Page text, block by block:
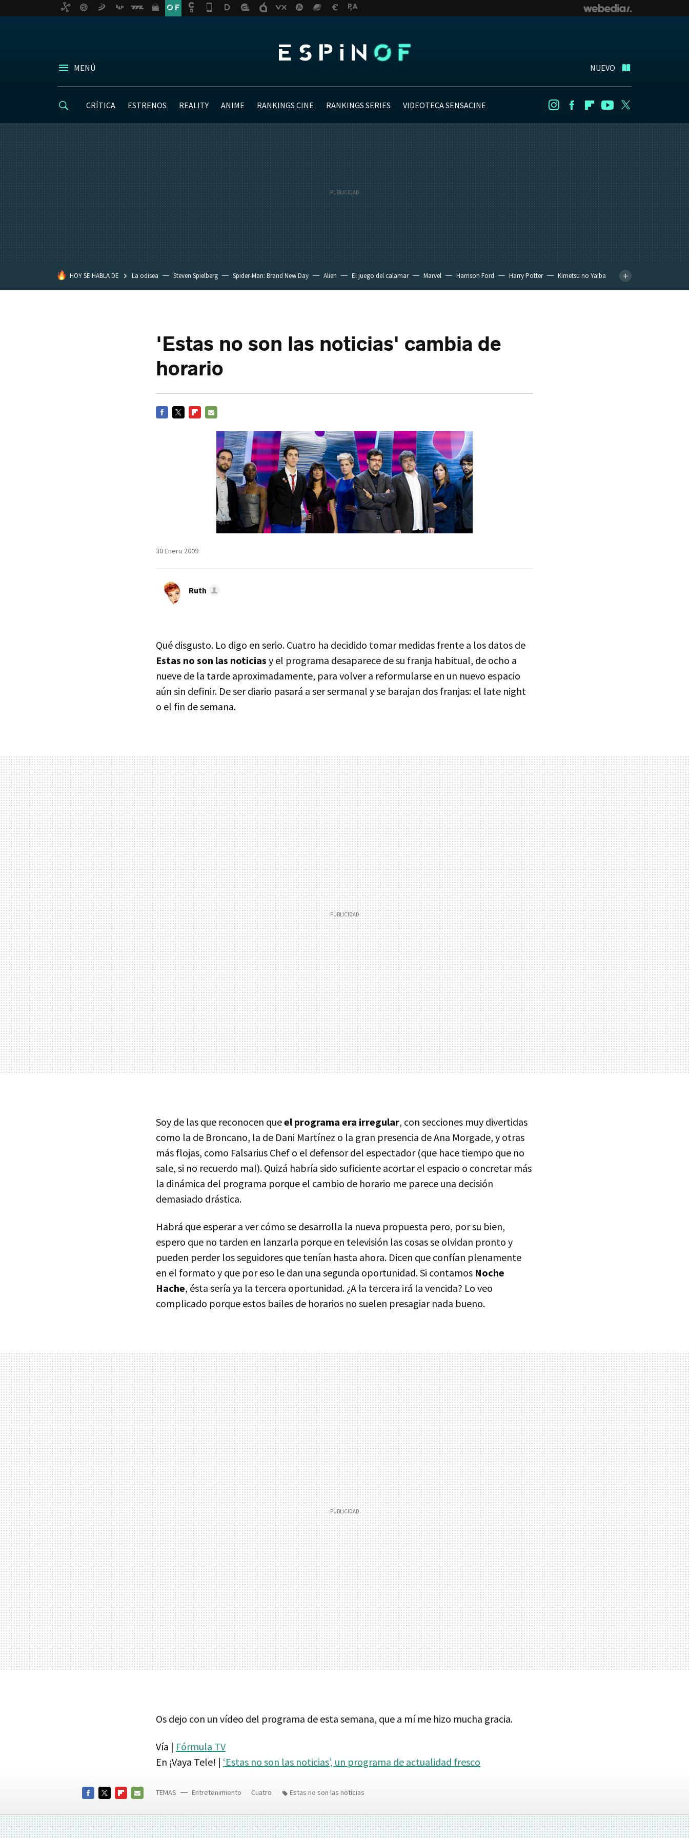
MENÚ NUEVO
CRÍTICA ESTRENOS REALITY ANIME RANKINGS CINE RANKINGS SERIES VIDEOTECA SENSACINE InstagramFacebookFlipboard
Youtube
HOY SE HABLA DE La odisea Steven Spielberg Spider-Man: Brand New Day Alien El juego del calamar Marvel Harrison Ford Harry Potter
Kimetsu no Yaiba
'Estas no son las noticias' cambia de
horario
MAIL
30 Enero 2009
Ruth
Qué disgusto. Lo digo en serio. Cuatro ha decidido tomar medidas frente a los datos de
Estas no son las noticias y el programa desaparece de su franja habitual, de ocho a
nueve de la tarde aproximadamente, para volver a reformularse en un nuevo espacio
aún sin definir. De ser diario pasará a ser sermanal y se barajan dos franjas: el late night
o el fin de semana.
Soy de las que reconocen queel programa era irregular, con secciones muy divertidas
como la de Broncano, la de Dani Martínez o la gran presencia de Ana Morgade, y otras
más flojas, como Falsarius Chef o el defensor del espectador (que hace tiempo que no
sale, si no recuerdo mal). Quizá habría sido suficiente acortar el espacio o concretar más
la dinámica del programa porque el cambio de horario me parece una decisión
demasiado drástica.
Habrá que esperar a ver cómo se desarrolla la nueva propuesta pero, por su bien,
espero que no tarden en lanzarla porque en televisión las cosas se olvidan pronto y
pueden perder los seguidores que tenían hasta ahora. Dicen que confían plenamente
en el formato y que por eso le dan una segunda oportunidad. Si contamos Noche
Hache, ésta sería ya la tercera oportunidad. ¿A la tercera irá la vencida? Lo veo
complicado porque estos bailes de horarios no suelen presagiar nada bueno.
Os dejo con un vídeo del programa de esta semana, que a mí me hizo mucha gracia.
Vía | Fórmula TV
En ¡Vaya Tele! | ‘Estas no son las noticias’, un programa de actualidad fresco
MAIL
TEMAS Entretenimiento Cuatro Estas no son las noticias